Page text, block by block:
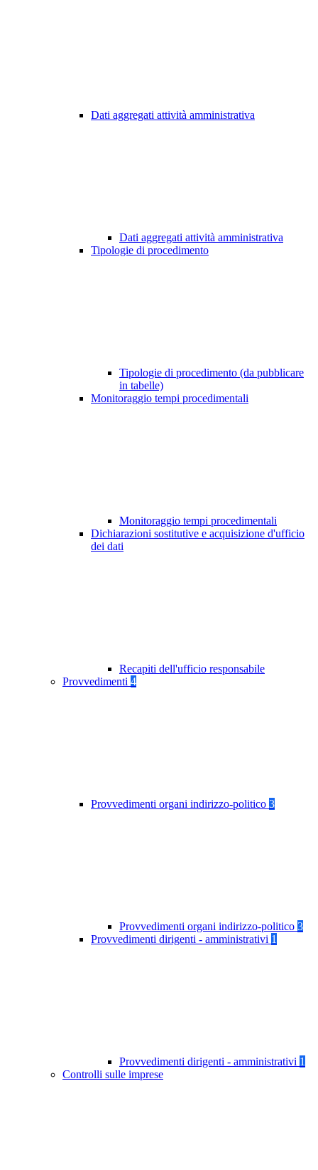
Dati aggregati attività amministrativa
Dati aggregati attività amministrativa
Tipologie di procedimento
Tipologie di procedimento (da pubblicare
in tabelle)
Monitoraggio tempi procedimentali
Monitoraggio tempi procedimentali
Dichiarazioni sostitutive e acquisizione d'ufficio
dei dati
Recapiti dell'ufficio responsabile
Provvedimenti 4
Provvedimenti organi indirizzo-politico 3
Provvedimenti organi indirizzo-politico 3
Provvedimenti dirigenti - amministrativi 1
Provvedimenti dirigenti - amministrativi 1
Controlli sulle imprese